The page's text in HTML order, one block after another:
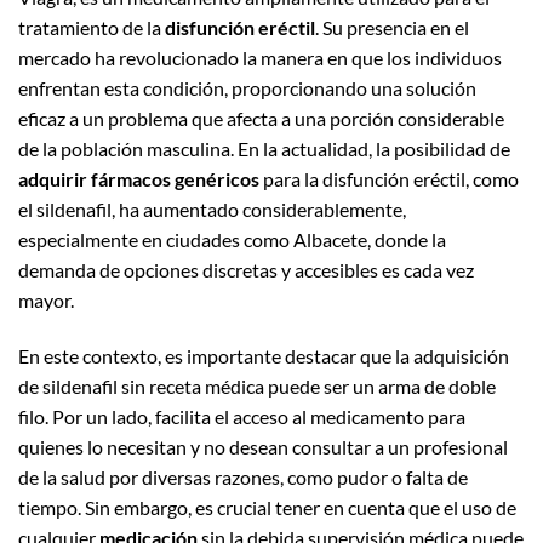
tratamiento de ladisfunción eréctil. Su presencia en el
mercado ha revolucionado la manera en que los individuos
enfrentan esta condición, proporcionando una solución
eficaz a un problema que afecta a una porción considerable
de la población masculina. En la actualidad, la posibilidad de
adquirir fármacos genéricos para la disfunción eréctil, como
el sildenafil, ha aumentado considerablemente,
especialmente en ciudades como Albacete, donde la
demanda de opciones discretas y accesibles es cada vez
mayor.
En este contexto, es importante destacar que la adquisición
de sildenafil sin receta médica puede ser un arma de doble
filo. Por un lado, facilita el acceso al medicamento para
quienes lo necesitan y no desean consultar a un profesional
de la salud por diversas razones, como pudor o falta de
tiempo. Sin embargo, es crucial tener en cuenta que el uso de
cualquier medicaciónsin la debida supervisión médica puede